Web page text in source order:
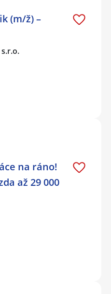
(m/ž) –
na ráno!
až 29 000